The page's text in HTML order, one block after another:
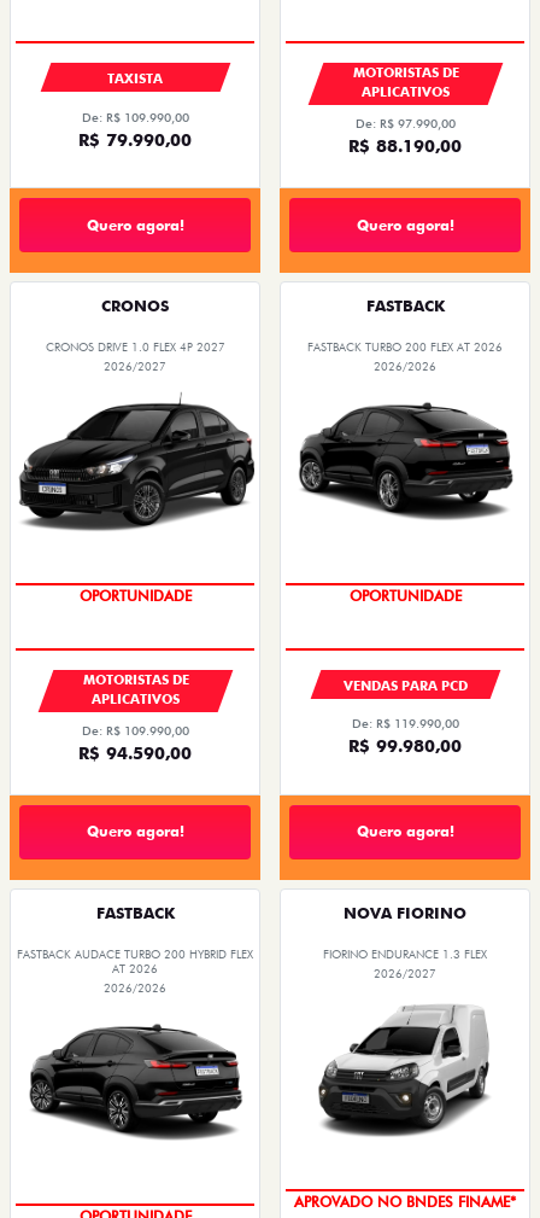
TAXISTA
De: R$ 109.990,00
R$ 79.990,00
Quero agora!
MOTORISTAS DE
APLICATIVOS
De: R$ 97.990,00
R$ 88.190,00
Quero agora!
CRONOS
CRONOS DRIVE 1.0 FLEX 4P 2027
2026/2027
OPORTUNIDADE
MOTORISTAS DE
APLICATIVOS
De: R$ 109.990,00
R$ 94.590,00
Quero agora!
FASTBACK
FASTBACK TURBO 200 FLEX AT 2026
2026/2026
OPORTUNIDADE
VENDAS PARA PCD
De: R$ 119.990,00
R$ 99.980,00
Quero agora!
FASTBACK
FASTBACK AUDACE TURBO 200 HYBRID FLEX
AT 2026
2026/2026
NOVA FIORINO
FIORINO ENDURANCE 1.3 FLEX
2026/2027
APROVADO NO BNDES FINAME*